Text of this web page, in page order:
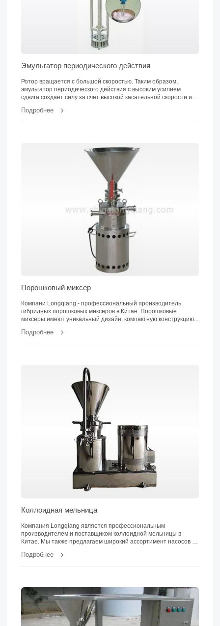
Эмульгатор периодического действия
Ротор вращается с большой скоростью. Таким образом,
эмульгатор периодического действия с высоким усилием
сдвига создаёт силу за счет высокой касательной скорости и
Подробнее
Порошковый миксер
Компани Longqiang - профессиональный производитель
гибридных порошковых миксеров в Китае. Порошковые
миксеры имеют уникальный дизайн, компактную конструкцию...
Подробнее
Коллоидная мельница
Компания Longqiang является профессиональным
производителем и поставщиком коллоидной мельницы в
Китае. Мы также предлагаем широкий ассортимент насосов из
Подробнее